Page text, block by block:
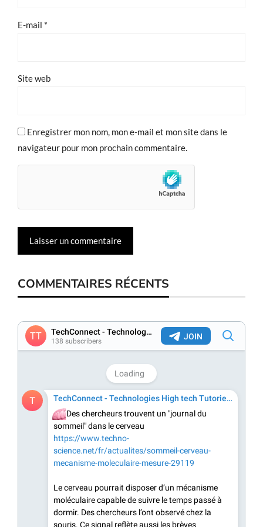
E-mail *
Site web
Enregistrer mon nom, mon e-mail et mon site dans le
navigateur pour mon prochain commentaire.
COMMENTAIRES RÉCENTS